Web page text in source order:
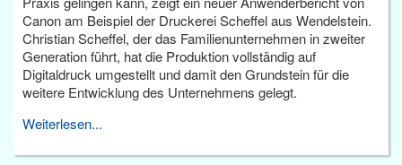
Canon am Beispiel der Druckerei Scheffel aus Wendelstein.
Christian Scheffel, der das Familienunternehmen in zweiter
Generation führt, hat die Produktion vollständig auf
Digitaldruck umgestellt und damit den Grundstein für die
weitere Entwicklung des Unternehmens gelegt.
Weiterlesen...